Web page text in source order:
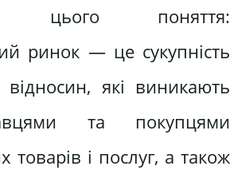
цього поняття:
ринок — це сукупність
відносин, які виникають
та покупцями
товарів і послуг, а також